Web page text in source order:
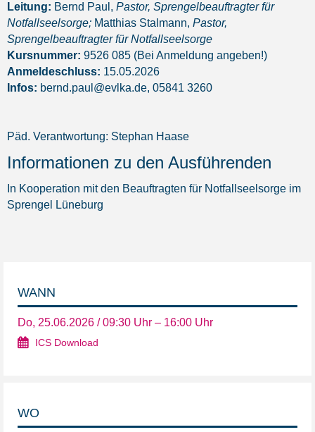
Leitung: Bernd Paul, Pastor, Sprengelbeauftragter für
Notfallseelsorge; Matthias Stalmann, Pastor,
Sprengelbeauftragter für Notfallseelsorge
Kursnummer: 9526 085 (Bei Anmeldung angeben!)
Anmeldeschluss: 15.05.2026
Infos: bernd.paul@evlka.de, 05841 3260
Päd. Verantwortung: Stephan Haase
Informationen zu den Ausführenden
In Kooperation mit den Beauftragten für Notfallseelsorge im
Sprengel Lüneburg
WANN
Do, 25.06.2026 / 09:30 Uhr – 16:00 Uhr
ICS Download
WO